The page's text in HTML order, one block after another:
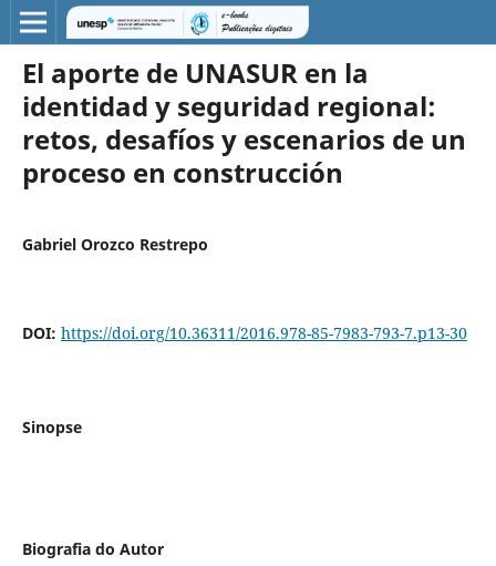
El aporte de UNASUR en la
identidad y seguridad regional:
retos, desafíos y escenarios de un
proceso en construcción
Gabriel Orozco Restrepo
DOI: https://doi.org/10.36311/2016.978-85-7983-793-7.p13-30
Sinopse
Biografia do Autor